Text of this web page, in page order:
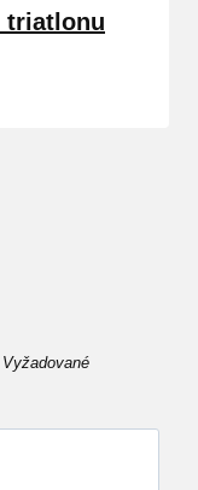
triatlonu
Vyžadované